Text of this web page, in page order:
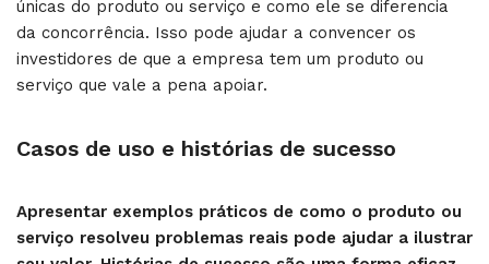
únicas do produto ou serviço e como ele se diferencia
da concorrência. Isso pode ajudar a convencer os
investidores de que a empresa tem um produto ou
serviço que vale a pena apoiar.
Casos de uso e histórias de sucesso
Apresentar exemplos práticos de como o produto ou
serviço resolveu problemas reais pode ajudar a ilustrar